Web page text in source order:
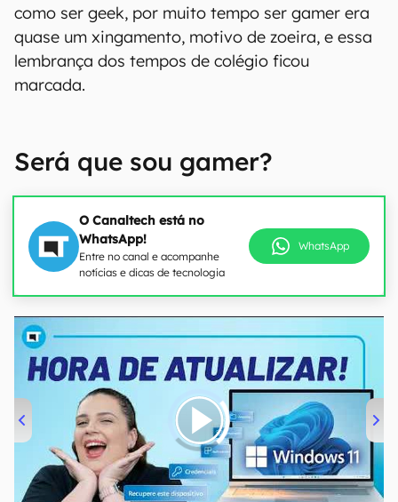
como ser geek, por muito tempo ser gamer era
quase um xingamento, motivo de zoeira, e essa
lembrança dos tempos de colégio ficou
marcada.
Será que sou gamer?
O Canaltech está no
WhatsApp!
Entre no canal e acompanhe
notícias e dicas de tecnologia
WhatsApp